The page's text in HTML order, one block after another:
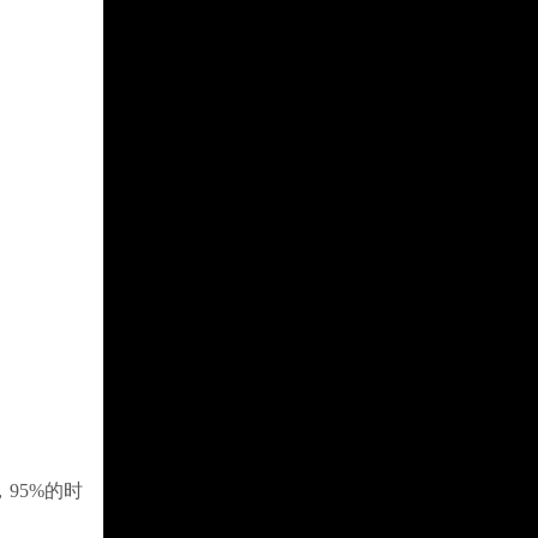
95%的时